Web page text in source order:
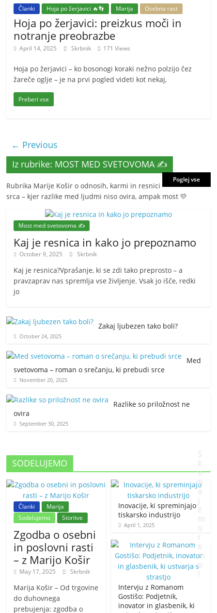
Članki Hoja po žerjavici 🔥👣 Marija Osebna rast
Hoja po žerjavici: preizkus moči in
notranje preobrazbe
April 14, 2025 Skrbnik 171 Views
Hoja po žerjavici – ko bosonogi koraki nežno polzijo čez
žareče oglje – je na prvi pogled videti kot nekaj,
Preberi vse
← Previous
Iz rubrike: MOST MED SVETOVOMA ✍️
Poglej vse
Rubrika Marije Košir o odnosih, karmi in resnici
srca – kjer razlike med ljudmi niso ovira, ampak most 💛
Most med svetovoma ✍️
Kaj je resnica in kako jo prepoznamo
October 9, 2025 Skrbnik
Kaj je resnica?Vprašanje, ki se zdi tako preprosto – a
pravzaprav nas spremlja vse življenje. Vsak jo išče, redki
jo
Zakaj ljubezen tako boli?
October 24, 2025
Med
svetovoma – roman o srečanju, ki prebudi srce
November 20, 2025
Razlike so priložnost ne
ovira
September 30, 2025
SODELUJEMO
Članki
Marija
Sodelujemo
Storitve
Zgodba o osebni
in poslovni rasti
– z Marijo Košir
May 17, 2025 Skrbnik
Marija Košir – Od trgovine
do duhovnega
prebujenja: zgodba o
Inovacije, ki spreminjajo
tiskarsko industrijo
April 1, 2025
Intervju z Romanom
Gostišo: Podjetnik,
inovator in glasbenik, ki
S
k
u
p
a
z
m
o
r
e
m
o
!